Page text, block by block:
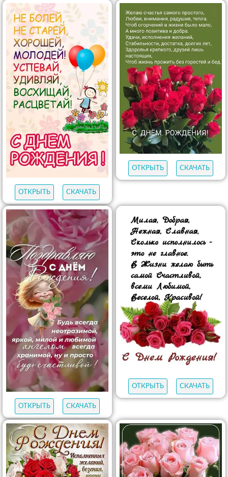
ОТКРЫТЬ СКАЧАТЬ
ОТКРЫТЬ СКАЧАТЬ
ОТКРЫТЬ СКАЧАТЬ
ОТКРЫТЬ СКАЧАТЬ